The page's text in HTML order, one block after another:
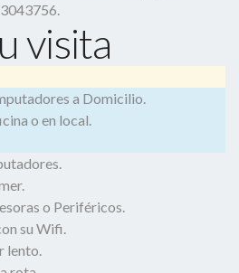
visita
a Domicilio.
o en local.
o Periféricos.
su Wifi.
lento.